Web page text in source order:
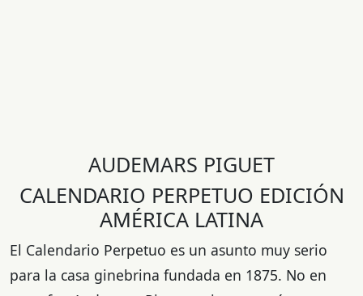
AUDEMARS PIGUET
CALENDARIO PERPETUO EDICIÓN
AMÉRICA LATINA
El Calendario Perpetuo es un asunto muy serio
para la casa ginebrina fundada en 1875. No en